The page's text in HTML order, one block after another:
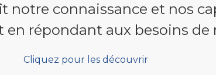
notre connaissance et nos
en répondant aux besoins de
Cliquez pour les découvrir